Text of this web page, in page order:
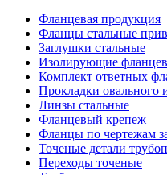
Фланцевая продукция
Фланцы стальные
Заглушки стальные
Изолирующие
Комплект ответных
Прокладки овального
Линзы стальные
Фланцевый крепеж
Фланцы по чертежам
Точеные детали
Переходы точеные